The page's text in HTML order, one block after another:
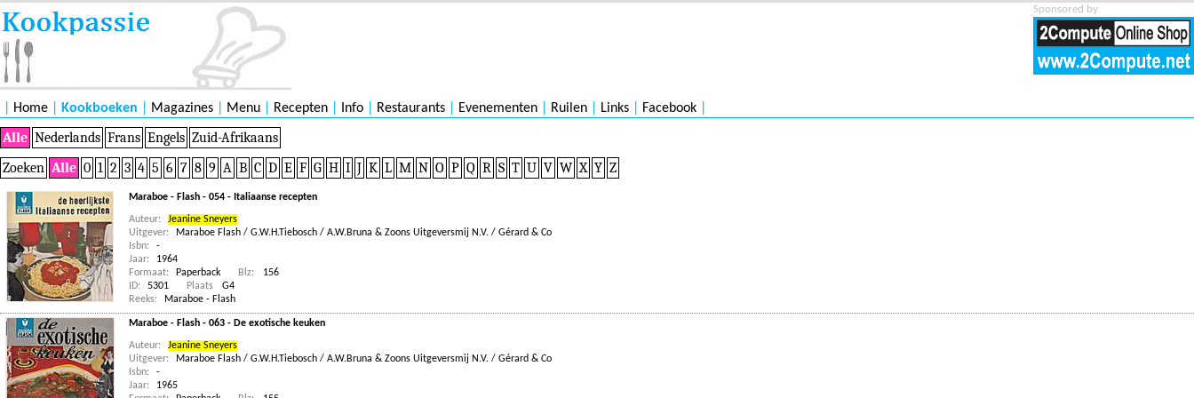
Sponsored by
Home Kookboeken Magazines Menu Recepten Info Restaurants Evenementen Ruilen Links Facebook
Alle Nederlands Frans Engels Zuid-Afrikaans
Zoeken Alle 0 1 2 3 4 5 6 7 8 9 A B C D E F G H I J K L M N O P Q R S T U V W X Y Z
Maraboe - Flash - 054 - Italiaanse recepten
Auteur:
Jeanine Sneyers
Uitgever:
Maraboe Flash / G.W.H.Tiebosch / A.W.Bruna & Zoons Uitgeversmij N.V. / Gérard & Co
Isbn:
-
Jaar:
1964
Formaat:
Paperback Blz:
156
ID:
5301 Plaats
G4
Reeks:
Maraboe - Flash
Maraboe - Flash - 063 - De exotische keuken
Auteur:
Jeanine Sneyers
Uitgever:
Maraboe Flash / G.W.H.Tiebosch / A.W.Bruna & Zoons Uitgeversmij N.V. / Gérard & Co
Isbn:
-
Jaar:
1965